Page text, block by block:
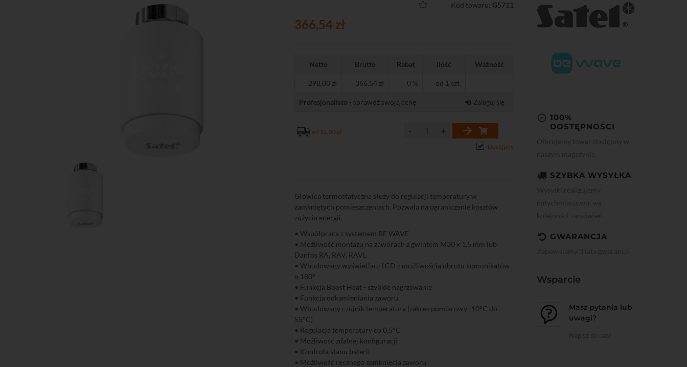
Kod towaru: G5711
366,54 zł
Netto Brutto Rabat Ilość Ważność
298,00 zł 366,54 zł 0 % od 1 szt.
Profesjonalisto - sprawdź swoją cenę Zaloguj się
od 11,00 zł
Dostępny
Głowica termostatyczna służy do regulacji temperatury w
zamkniętych pomieszczeniach. Pozwala na ograniczenie kosztów
zużycia energii.
• Współpraca z systemem BE WAVE
• Możliwość montażu na zaworach z gwintem M30 x 1,5 mm lub
Danfos RA, RAV, RAVL
• Wbudowany wyświetlacz LCD z możliwością obrotu komunikatów
o 180°
• Funkcja Boost Heat - szybkie nagrzewanie
• Funkcja odkamieniania zaworu
• Wbudowany czujnik temperatury (zakres pomiarowy -10°C do
55°C)
• Regulacja temperatury co 0,5°C
• Możliwość zdalnej konfiguracji
• Kontrola stanu baterii
• Możliwość ręcznego zamknięcia zaworu
100%
DOSTĘPNOŚCI
SZYBKA WYSYŁKA
GWARANCJA
Wsparcie
Masz pytania lub
uwagi?